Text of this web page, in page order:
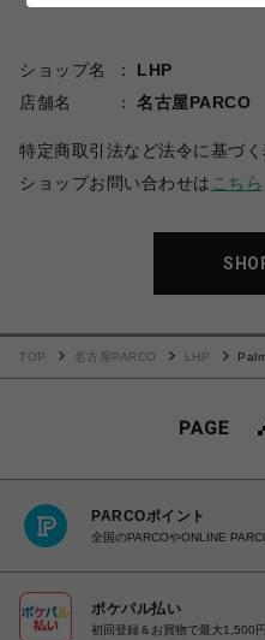
ショップ名
LHP
店舗名
名古屋PARCO
特定商取引法など法令に基づ
ショップお問い合わせは こちら
TOP 名古屋PARCO LHP
PARCOポイント
全国のPARCOやONLINE
ポケパル払い
初回登録＆お買物で最大1,500